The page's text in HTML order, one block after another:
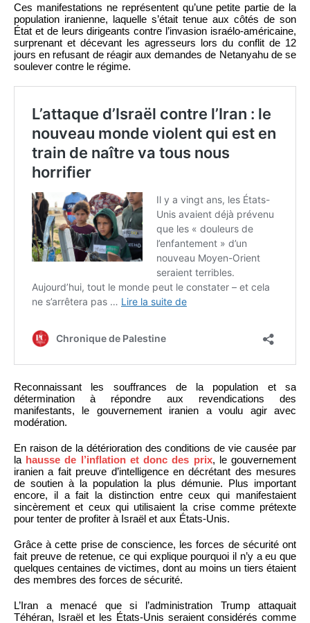
Ces manifestations ne représentent qu’une petite partie de la
population iranienne, laquelle s’était tenue aux côtés de son
État et de leurs dirigeants contre l’invasion israélo-américaine,
surprenant et décevant les agresseurs lors du conflit de 12
jours en refusant de réagir aux demandes de Netanyahu de se
soulever contre le régime.
Reconnaissant les souffrances de la population et sa
détermination à répondre aux revendications des
manifestants, le gouvernement iranien a voulu agir avec
modération.
En raison de la détérioration des conditions de vie causée par
la hausse de l’inflation et donc des prix, le gouvernement
iranien a fait preuve d’intelligence en décrétant des mesures
de soutien à la population la plus démunie. Plus important
encore, il a fait la distinction entre ceux qui manifestaient
sincèrement et ceux qui utilisaient la crise comme prétexte
pour tenter de profiter à Israël et aux États-Unis.
Grâce à cette prise de conscience, les forces de sécurité ont
fait preuve de retenue, ce qui explique pourquoi il n’y a eu que
quelques centaines de victimes, dont au moins un tiers étaient
des membres des forces de sécurité.
L’Iran a menacé que si l’administration Trump attaquait
Téhéran, Israël et les États-Unis seraient considérés comme